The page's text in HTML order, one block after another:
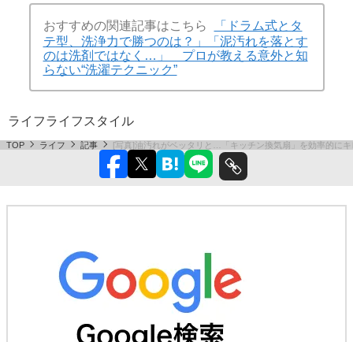
おすすめの関連記事はこちら
「ドラム式とタ
テ型、洗浄力で勝つのは？」「泥汚れを落とす
のは洗剤ではなく…」 プロが教える意外と知
らない“洗濯テクニック”
ライフライフスタイル
TOP ライフ 記事 [写真]油汚れがベッタリと…「キッチン換気扇」を効率的に